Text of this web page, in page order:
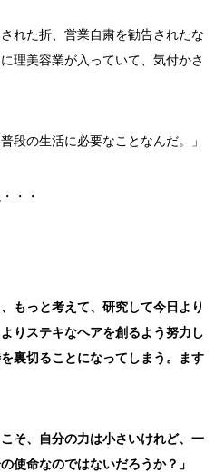
れた折、営業自粛を勧告されたな
理美容業が入っていて、 気付かさ
段の生活に必要なことなんだ。」
・・
もっと考えて、 研究して今日より
りステキなヘアを創るよう努力し
裏切ることになってしまう。ます
そ、自分の力は小さいけれど、 一
使命なのではないだろうか？」